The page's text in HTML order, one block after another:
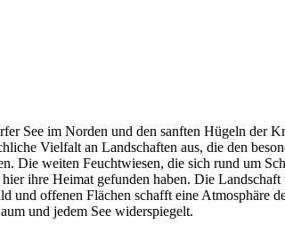
See im Norden und den sanften Hügeln der
Vielfalt an Landschaften aus, die den
Die weiten Feuchtwiesen, die sich rund um
ihre Heimat gefunden haben. Die
und offenen Flächen schafft eine Atmosphäre
und jedem See widerspiegelt.